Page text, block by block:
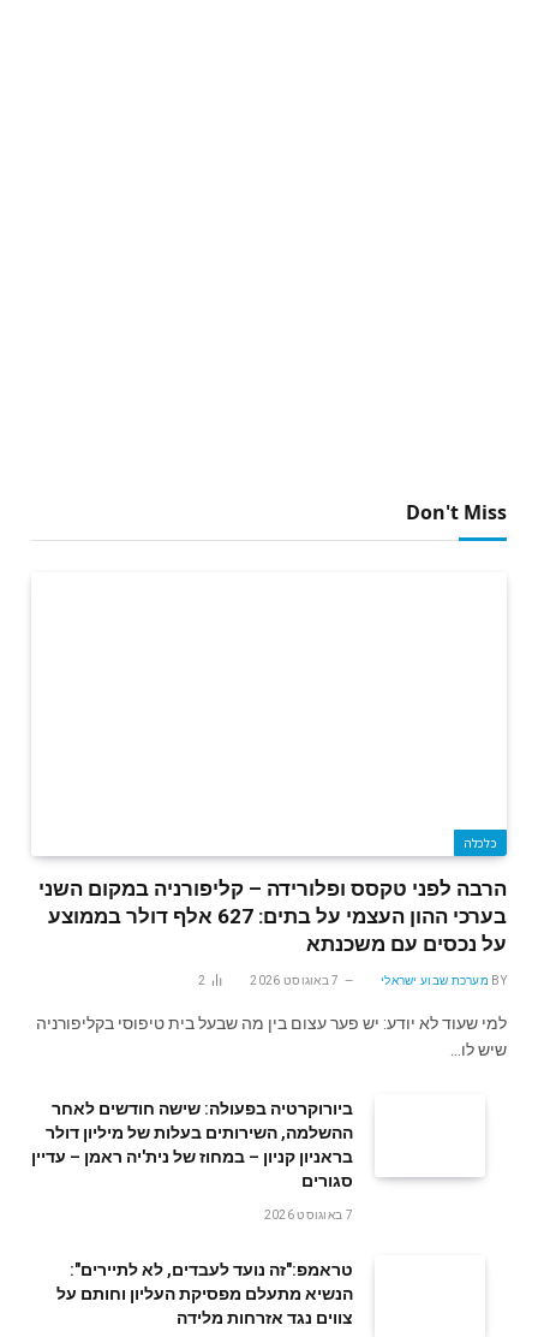
Don't Miss
כלכלה
הרבה לפני טקסס ופלורידה – קליפורניה במקום השני
בערכי ההון העצמי על בתים: 627 אלף דולר בממוצע
על נכסים עם משכנתא
BY מערכת שבוע ישראלי 7 באוגוסט 2026 2
למי שעוד לא יודע: יש פער עצום בין מה שבעל בית טיפוסי בקליפורניה
שיש לו…
ביורוקרטיה בפעולה: שישה חודשים לאחר
ההשלמה, השירותים בעלות של מיליון דולר
בראניון קניון – במחוז של נית'יה ראמן – עדיין
סגורים
7 באוגוסט 2026
טראמפ:"זה נועד לעבדים, לא לתיירים":
הנשיא מתעלם מפסיקת העליון וחותם על
צווים נגד אזרחות מלידה